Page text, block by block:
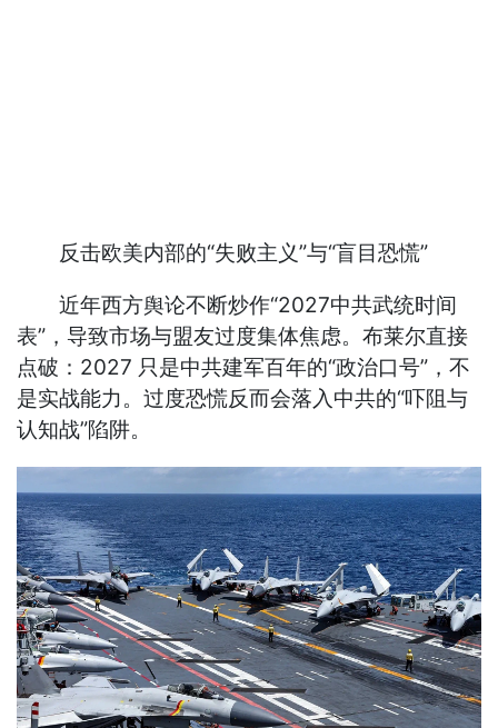
反击欧美内部的“失败主义”与“盲目恐慌”
近年西方舆论不断炒作“2027中共武统时间
表”，导致市场与盟友过度集体焦虑。布莱尔直接
点破：2027 只是中共建军百年的“政治口号”，不
是实战能力。过度恐慌反而会落入中共的“吓阻与
认知战”陷阱。